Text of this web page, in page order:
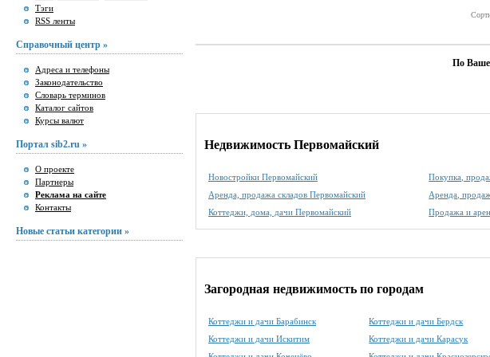
Тэги
RSS ленты
Справочный центр »
Адреса и телефоны
Законодательство
Словарь терминов
Каталог сайтов
Курсы валют
Портал sib2.ru »
О проекте
Партнеры
Реклама на сайте
Контакты
Новые статьи категории »
По
Недвижимость Первомайский
Новостройки Первомайский Покупка,
Аренда, продажа складов Первомайский
Аренда,
Коттеджи, дома, дачи Первомайский
Продажа и
Загородная недвижимость по городам
Коттеджи и дачи Барабинск Коттеджи и дачи Бердск
Коттеджи и дачи Искитим
Коттеджи и дачи Карасук